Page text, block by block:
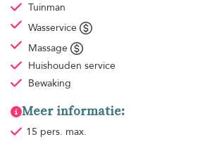
Tuinman
Wasservice
Massage
Huishouden service
Bewaking
Meer informatie:
15 pers. max.